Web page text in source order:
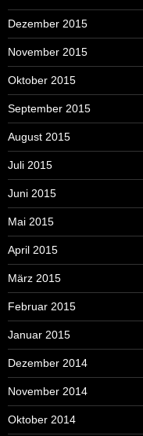
Dezember 2015
November 2015
Oktober 2015
September 2015
August 2015
Juli 2015
Juni 2015
Mai 2015
April 2015
März 2015
Februar 2015
Januar 2015
Dezember 2014
November 2014
Oktober 2014